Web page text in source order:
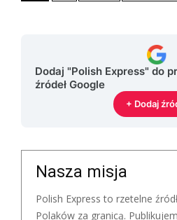
Dodaj "Polish Express" do
źródeł Google
+ Dodaj
Nasza misja
Polish Express to rzetelne
Polaków za granicą.